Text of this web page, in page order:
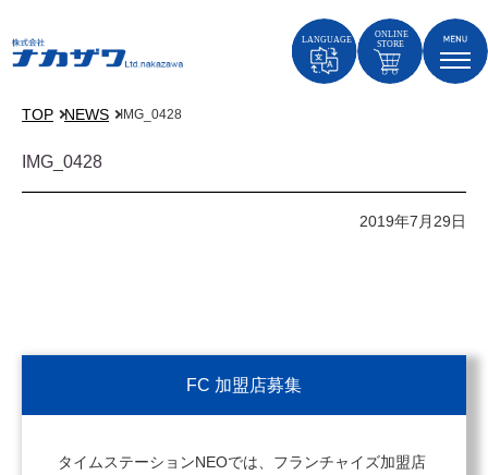
TOP NEWS IMG_0428
IMG_0428
2019年7月29日
FC 加盟店募集
タイムステーションNEOでは、フランチャイズ加盟店